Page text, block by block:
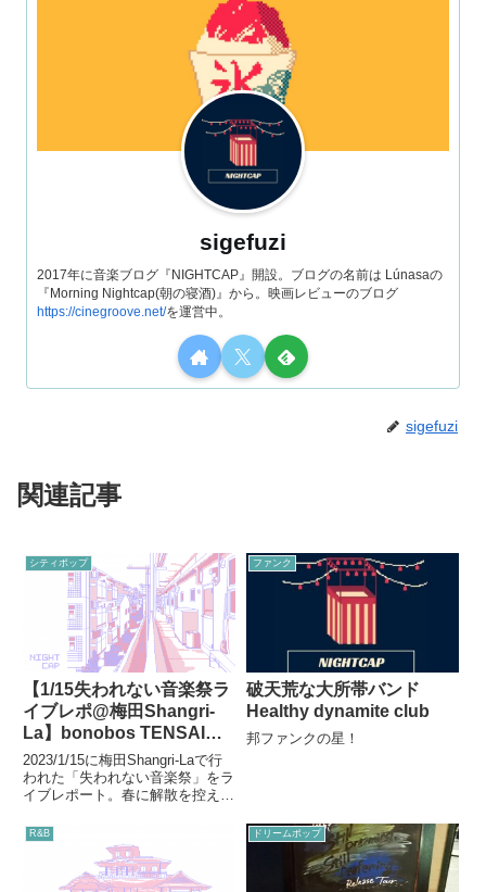
sigefuzi
2017年に音楽ブログ『NIGHTCAP』開設。ブログの名前は Lúnasaの
『Morning Nightcap(朝の寝酒)』から。映画レビューのブログ
https://cinegroove.net/を運営中。
sigefuzi
関連記事
シティポップ
【1/15失われない音楽祭ラ
イブレポ@梅田Shangri-
La】bonobos TENSAI
BAND BEYOND
2023/1/15に梅田Shangri-Laで行
われた「失われない音楽祭」をラ
イブレポート。春に解散を控えた
ぶりのライブとなった天才バンド
(TENSAI BAND BEYOND)の演奏
を振り返る。
ファンク
破天荒な大所帯バンド
Healthy dynamite club
邦ファンクの星！
R&B ドリームポップ